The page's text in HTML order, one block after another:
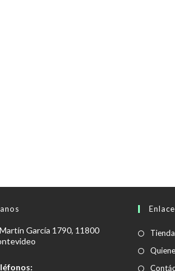
García 1790, 11800
Tienda